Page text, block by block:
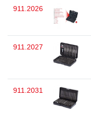
911.2026
911.2027
911.2031